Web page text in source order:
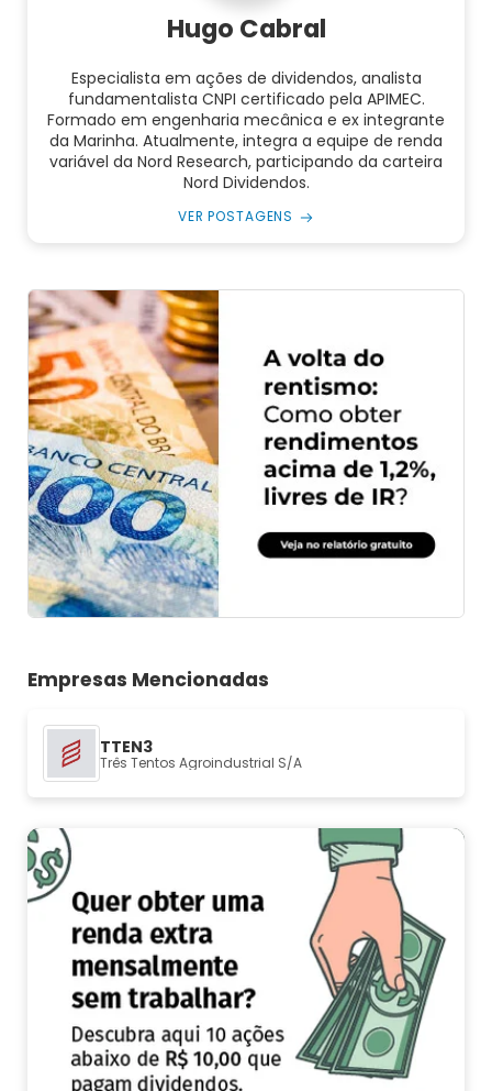
Hugo Cabral
Especialista em ações de dividendos, analista
fundamentalista CNPI certificado pela APIMEC.
Formado em engenharia mecânica e ex integrante
da Marinha. Atualmente, integra a equipe de renda
variável da Nord Research, participando da carteira
Nord Dividendos.
VER POSTAGENS
Empresas Mencionadas
TTEN3
Três Tentos Agroindustrial S/A